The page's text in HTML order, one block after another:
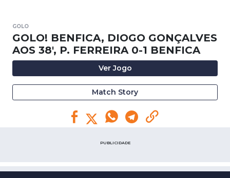
GOLO
GOLO! BENFICA, DIOGO GONÇALVES
AOS 38', P. FERREIRA 0-1 BENFICA
Ver Jogo
Match Story
PUBLICIDADE